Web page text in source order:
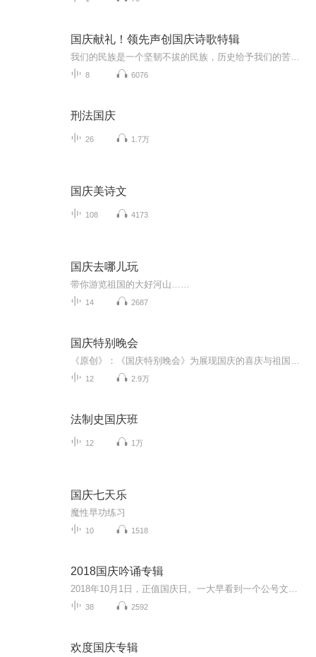
国庆献礼！领先声创国庆诗歌特辑
8 6076
刑法国庆
26 1.7万
国庆美诗文
108 4173
国庆去哪儿玩
带你游览祖国的大好河山……
14 2687
国庆特别晚会
12 2.9万
法制史国庆班
12 1万
国庆七天乐
魔性早功练习
10 1518
2018国庆吟诵专辑
38 2592
欢度国庆专辑